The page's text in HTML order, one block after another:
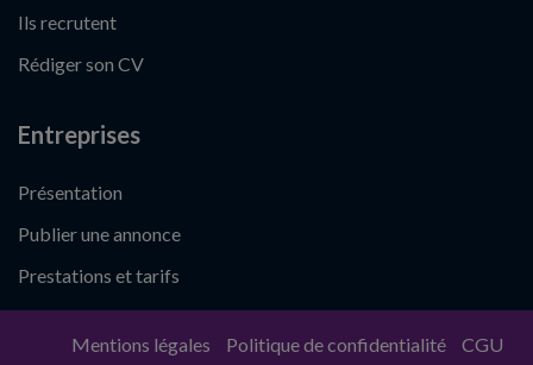
Ils recrutent
Rédiger son CV
Entreprises
Présentation
Publier une annonce
Prestations et tarifs
Mentions légales Politique de confidentialité CGU